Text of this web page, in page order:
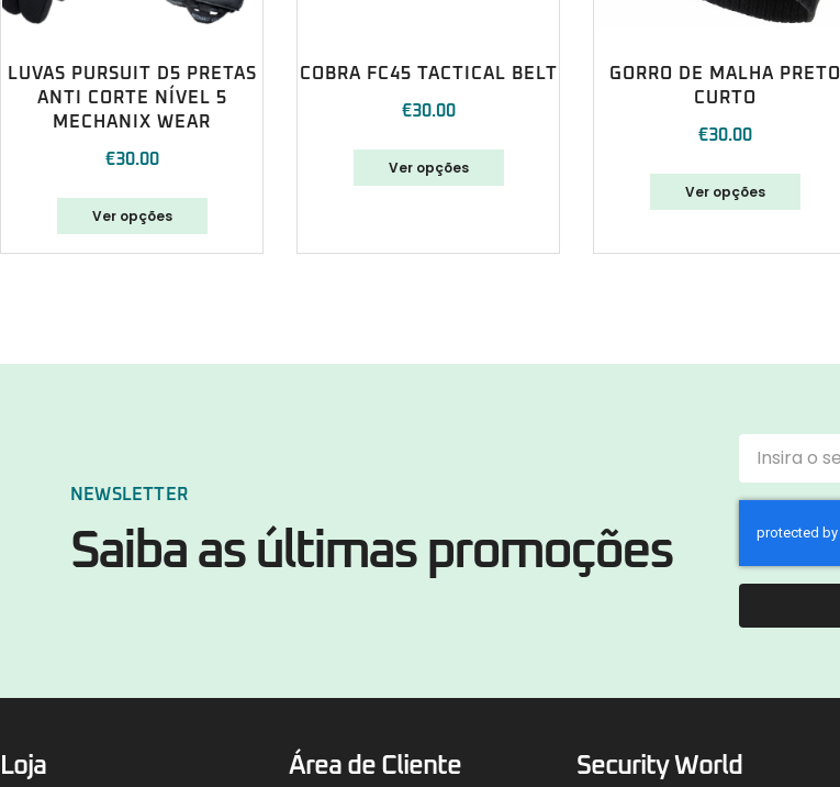
LUVAS PURSUIT D5 PRETAS
ANTI CORTE NÍVEL 5
MECHANIX WEAR
€30.00
Ver opções
COBRA FC45 TACTICAL BELT
€30.00
Ver opções
GORRO DE MALHA PRETO
CURTO
€30.00
Ver opções
NEWSLETTER
Saiba as últimas promoções
Loja Área de Cliente Security World